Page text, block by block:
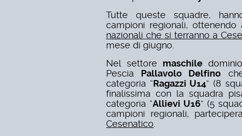
Tutte queste squadre,
campioni regionali, ottenendo
nazionali che si terranno a
mese di giugno.
Nel settore
maschile
Pescia Pallavolo Delfino
categoria “Ragazzi U14” (8
finalissima con la squadra
categoria “Allievi U16” (5
campioni regionali,
Cesenatico